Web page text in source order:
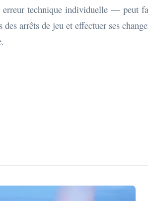
technique individuelle — peut
arrêts de jeu et effectuer ses